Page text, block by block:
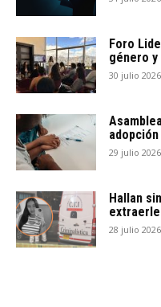
Foro
género
30 julio 2026
29 julio 2026
Hallan
28 julio 2026